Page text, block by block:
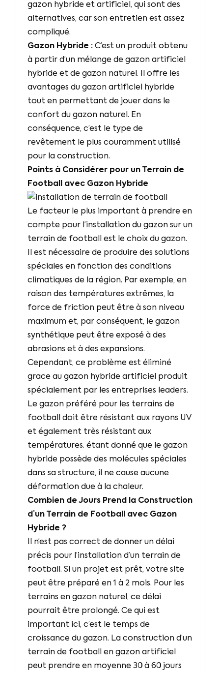
gazon hybride et artificiel, qui sont des
alternatives, car son entretien est assez
compliqué.
Gazon Hybride : C’est un produit obtenu
à partir d’un mélange de gazon artificiel
hybride et de gazon naturel. Il offre les
avantages du gazon artificiel hybride
tout en permettant de jouer dans le
confort du gazon naturel. En
conséquence, c’est le type de
revêtement le plus couramment utilisé
pour la construction.
Points à Considérer pour un Terrain de
Football avec Gazon Hybride
Le facteur le plus important à prendre en
compte pour l’installation du gazon sur un
terrain de football est le choix du gazon.
Il est nécessaire de produire des solutions
spéciales en fonction des conditions
climatiques de la région. Par exemple, en
raison des températures extrêmes, la
force de friction peut être à son niveau
maximum et, par conséquent, le gazon
synthétique peut être exposé à des
abrasions et à des expansions.
Cependant, ce problème est éliminé
grace au gazon hybride artificiel produit
spécialement par les entreprises leaders.
Le gazon préféré pour les terrains de
football doit être résistant aux rayons UV
et également très résistant aux
températures. étant donné que le gazon
hybride possède des molécules spéciales
dans sa structure, il ne cause aucune
déformation due à la chaleur.
Combien de Jours Prend la Construction
d’un Terrain de Football avec Gazon
Hybride ?
Il n’est pas correct de donner un délai
précis pour l’installation d’un terrain de
football. Si un projet est prêt, votre site
peut être préparé en 1 à 2 mois. Pour les
terrains en gazon naturel, ce délai
pourrait être prolongé. Ce qui est
important ici, c’est le temps de
croissance du gazon. La construction d’un
terrain de football en gazon artificiel
peut prendre en moyenne 30 à 60 jours